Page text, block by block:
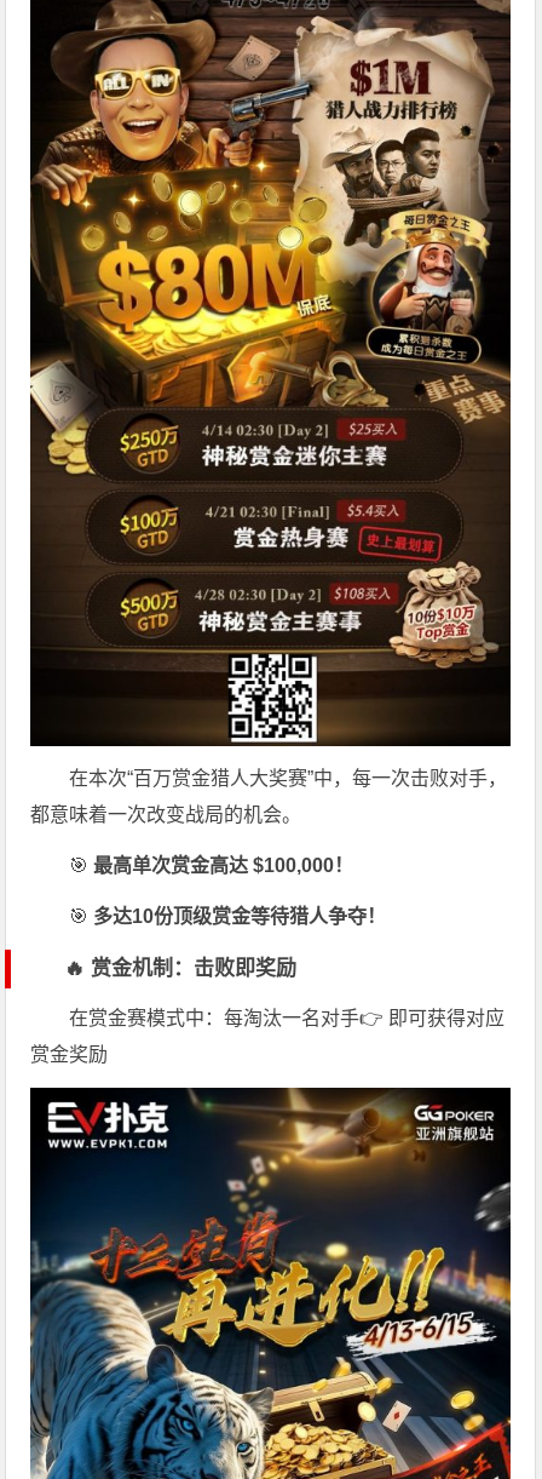
在本次“百万赏金猎人大奖赛”中，每一次击败对手，
都意味着一次改变战局的机会。
🎯最高单次赏金高达 $100,000！
🎯 多达10份顶级赏金等待猎人争夺！
🔥 赏金机制：击败即奖励
在赏金赛模式中：每淘汰一名对手👉 即可获得对应
赏金奖励